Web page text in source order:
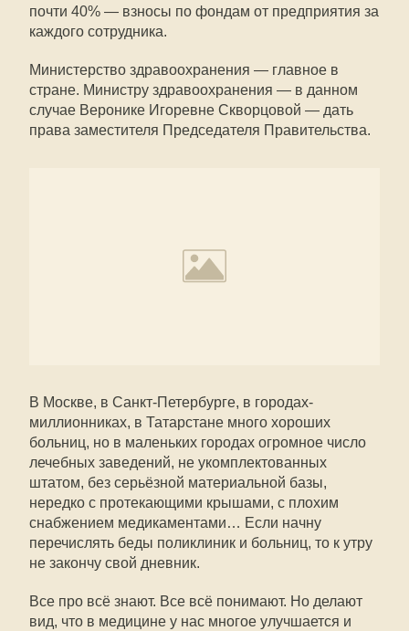
почти 40% — взносы по фондам от предприятия за
каждого сотрудника.
Министерство здравоохранения — главное в
стране. Министру здравоохранения — в данном
случае Веронике Игоревне Скворцовой — дать
права заместителя Председателя Правительства.
В Москве, в Санкт-Петербурге, в городах-
миллионниках, в Татарстане много хороших
больниц, но в маленьких городах огромное число
лечебных заведений, не укомплектованных
штатом, без серьёзной материальной базы,
нередко с протекающими крышами, с плохим
снабжением медикаментами… Если начну
перечислять беды поликлиник и больниц, то к утру
не закончу свой дневник.
Все про всё знают. Все всё понимают. Но делают
вид, что в медицине у нас многое улучшается и